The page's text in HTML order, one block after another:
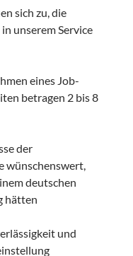
sich zu, die
unserem Service
eines Job-
betragen 2 bis 8
der
wünschenswert,
deutschen
hätten
und